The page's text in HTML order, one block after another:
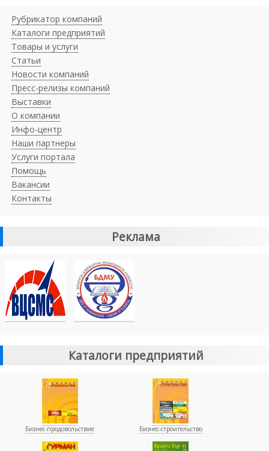
Рубрикатор компаний
Каталоги предприятий
Товары и услуги
Статьи
Новости компаний
Пресс-релизы компаний
Выставки
О компании
Инфо-центр
Наши партнеры
Услуги портала
Помощь
Вакансии
Контакты
Реклама
Каталоги предприятий
Бизнес-продовольствие Бизнес-строительство